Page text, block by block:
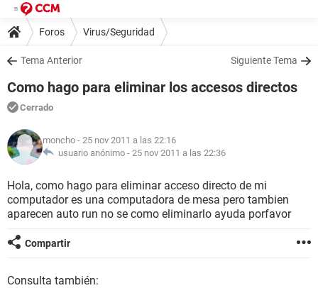
Foros Virus/Seguridad
Tema Anterior Siguiente Tema
Como hago para eliminar los accesos directos
Cerrado
moncho - 25 nov 2011 a las 22:16
usuario anónimo - 25 nov 2011 a las 22:36
Hola, como hago para eliminar acceso directo de mi
computador es una computadora de mesa pero tambien
aparecen auto run no se como eliminarlo ayuda porfavor
Compartir
Consulta también: